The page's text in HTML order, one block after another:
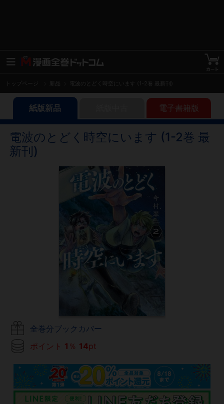
トップページ 電波のとどく時空にいます (1-2巻 最新刊)
紙版新品 電子書籍版
電波のとどく時空にいます (1-2巻 最
新刊)
全巻分ブックカバー
ポイント 1 ％ 14pt